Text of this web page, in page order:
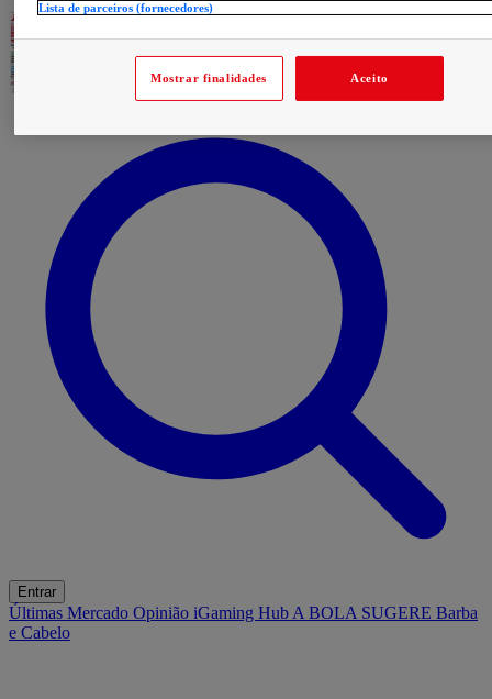
Entrar
Últimas Mercado Opinião iGaming Hub A BOLA SUGERE Barba
e Cabelo
Lista de parceiros (fornecedores)
Mostrar finalidades Aceito